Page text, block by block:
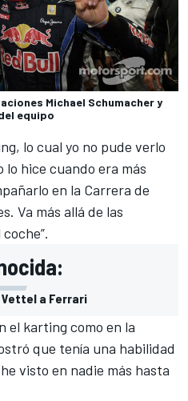
Michael Schumacher y
equipo
lo cual yo no pude verlo
hice cuando era más
en la Carrera de
Va más allá de las
Vettel a Ferrari
el karting como en la
que tenía una habilidad
visto en nadie más hasta